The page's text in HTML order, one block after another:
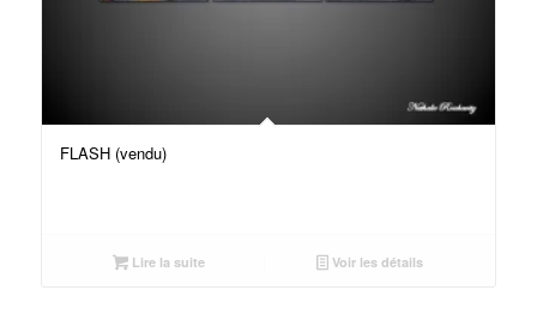
FLASH (vendu)
Lire la suite Voir les détails